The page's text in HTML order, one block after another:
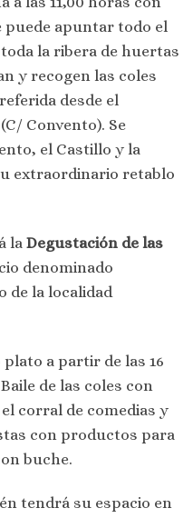
puede apuntar todo el
la ribera de huertas
y recogen las coles
desde el
Convento). Se
el Castillo y la
extraordinario retablo
la Degustación de las
denominado
de la localidad
a partir de las 16
de las coles con
corral de comedias y
con productos para
buche.
tendrá su espacio en